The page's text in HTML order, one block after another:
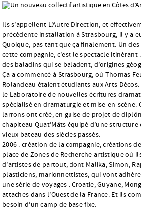
Ils s’appellent L’Autre Direction, et
précédente installation à Strasbourg, il y a
Quoique, pas tant que ça finalement. Un
cette compagnie, c’est le spectacle itinérant
des baladins qui se baladent, d’origines
Ça a commencé à Strasbourg, où Thomas
Rolandeau étaient étudiants aux Arts
le Laboratoire de nouvelles écritures
spécialisé en dramaturgie et mise-en-scène.
larrons ont créé, en guise de projet de
chapiteau Quat’Mâts équipé d’une
vieux bateau des siècles passés.
2006 : création de la compagnie, créations
place de Zones de Recherche artistique où
d’artistes de partout, dont Malika, Simon,
plasticiens, marionnettistes, qui vont
une série de voyages : Croatie, Guyane,
attaches dans l’Ouest de la France. Et ils
besoin d’un camp de base fixe.